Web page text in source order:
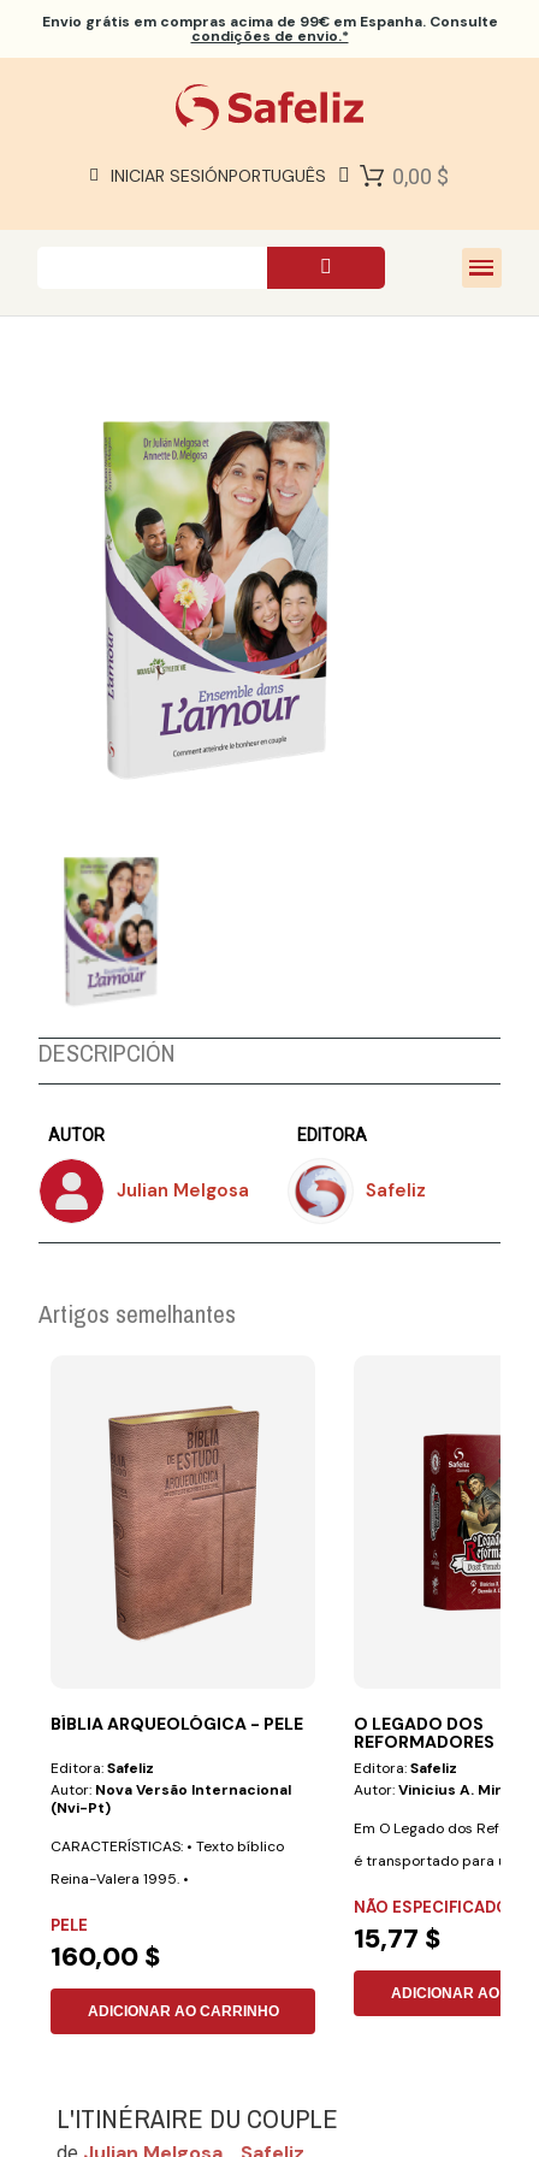
Envio grátis em compras acima de 99€ em Espanha. Consulte
condições de envio.*
INICIAR SESIÓNPORTUGUÊS 0,00 $
SOBRE NÓS
DESCRIPCIÓN
AUTOR
Julian Melgosa
EDITORA
Safeliz
Artigos semelhantes
BÍBLIA ARQUEOLÓGICA - PELE
Editora:Safeliz
Autor: Nova Versão Internacional
(nvi-Pt)
CARACTERÍSTICAS: • Texto bíblico
Reina-Valera 1995. •
PELE
160,00 $
ADICIONAR AO CARRINHO
O LEGADO DOS
REFORMADORES
Editora:Safeliz
Autor:Vinicius A. Miranda
Em O Legado dos
é transportado para um
NÃO ESPECIFICADO
15,77 $
ADICIONAR AO
L'ITINÉRAIRE DU COUPLE